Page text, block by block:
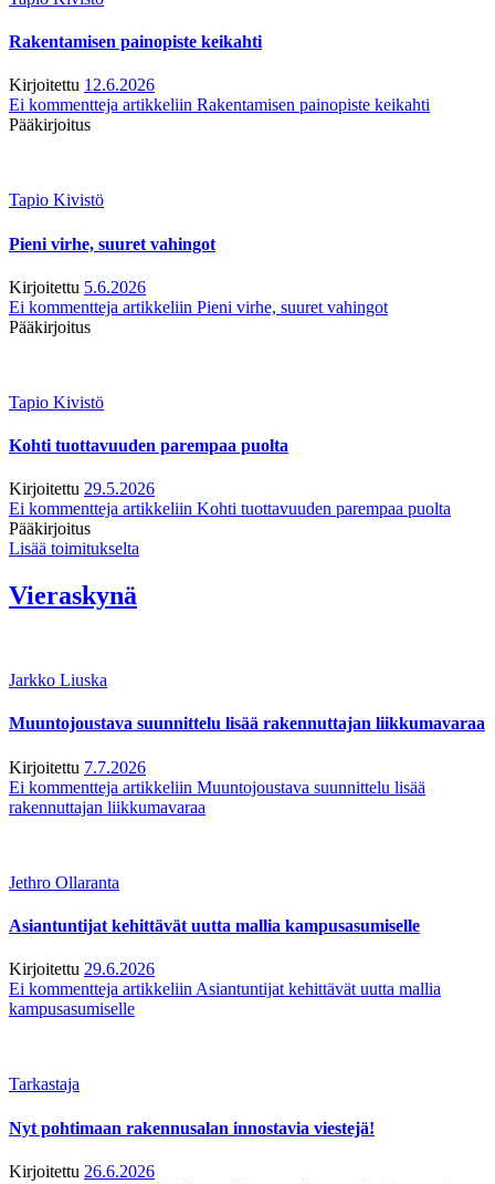
Rakentamisen painopiste keikahti
Kirjoitettu 12.6.2026
Ei kommentteja artikkeliin Rakentamisen painopiste keikahti
Pääkirjoitus
Tapio Kivistö
Pieni virhe, suuret vahingot
Kirjoitettu 5.6.2026
Ei kommentteja artikkeliin Pieni virhe, suuret vahingot
Pääkirjoitus
Tapio Kivistö
Kohti tuottavuuden parempaa puolta
Kirjoitettu 29.5.2026
Ei kommentteja artikkeliin Kohti tuottavuuden parempaa puolta
Pääkirjoitus
Lisää toimitukselta
Vieraskynä
Jarkko Liuska
Muuntojoustava suunnittelu lisää rakennuttajan liikkumavaraa
Kirjoitettu 7.7.2026
Ei kommentteja artikkeliin Muuntojoustava suunnittelu lisää
rakennuttajan liikkumavaraa
Jethro Ollaranta
Asiantuntijat kehittävät uutta mallia kampusasumiselle
Kirjoitettu 29.6.2026
Ei kommentteja artikkeliin Asiantuntijat kehittävät uutta mallia
kampusasumiselle
Tarkastaja
Nyt pohtimaan rakennusalan innostavia viestejä!
Kirjoitettu 26.6.2026